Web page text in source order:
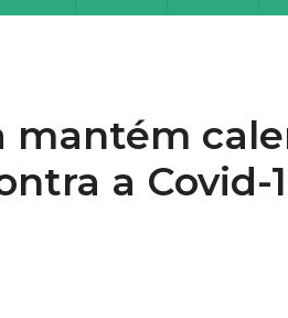
mantém
a Covid-